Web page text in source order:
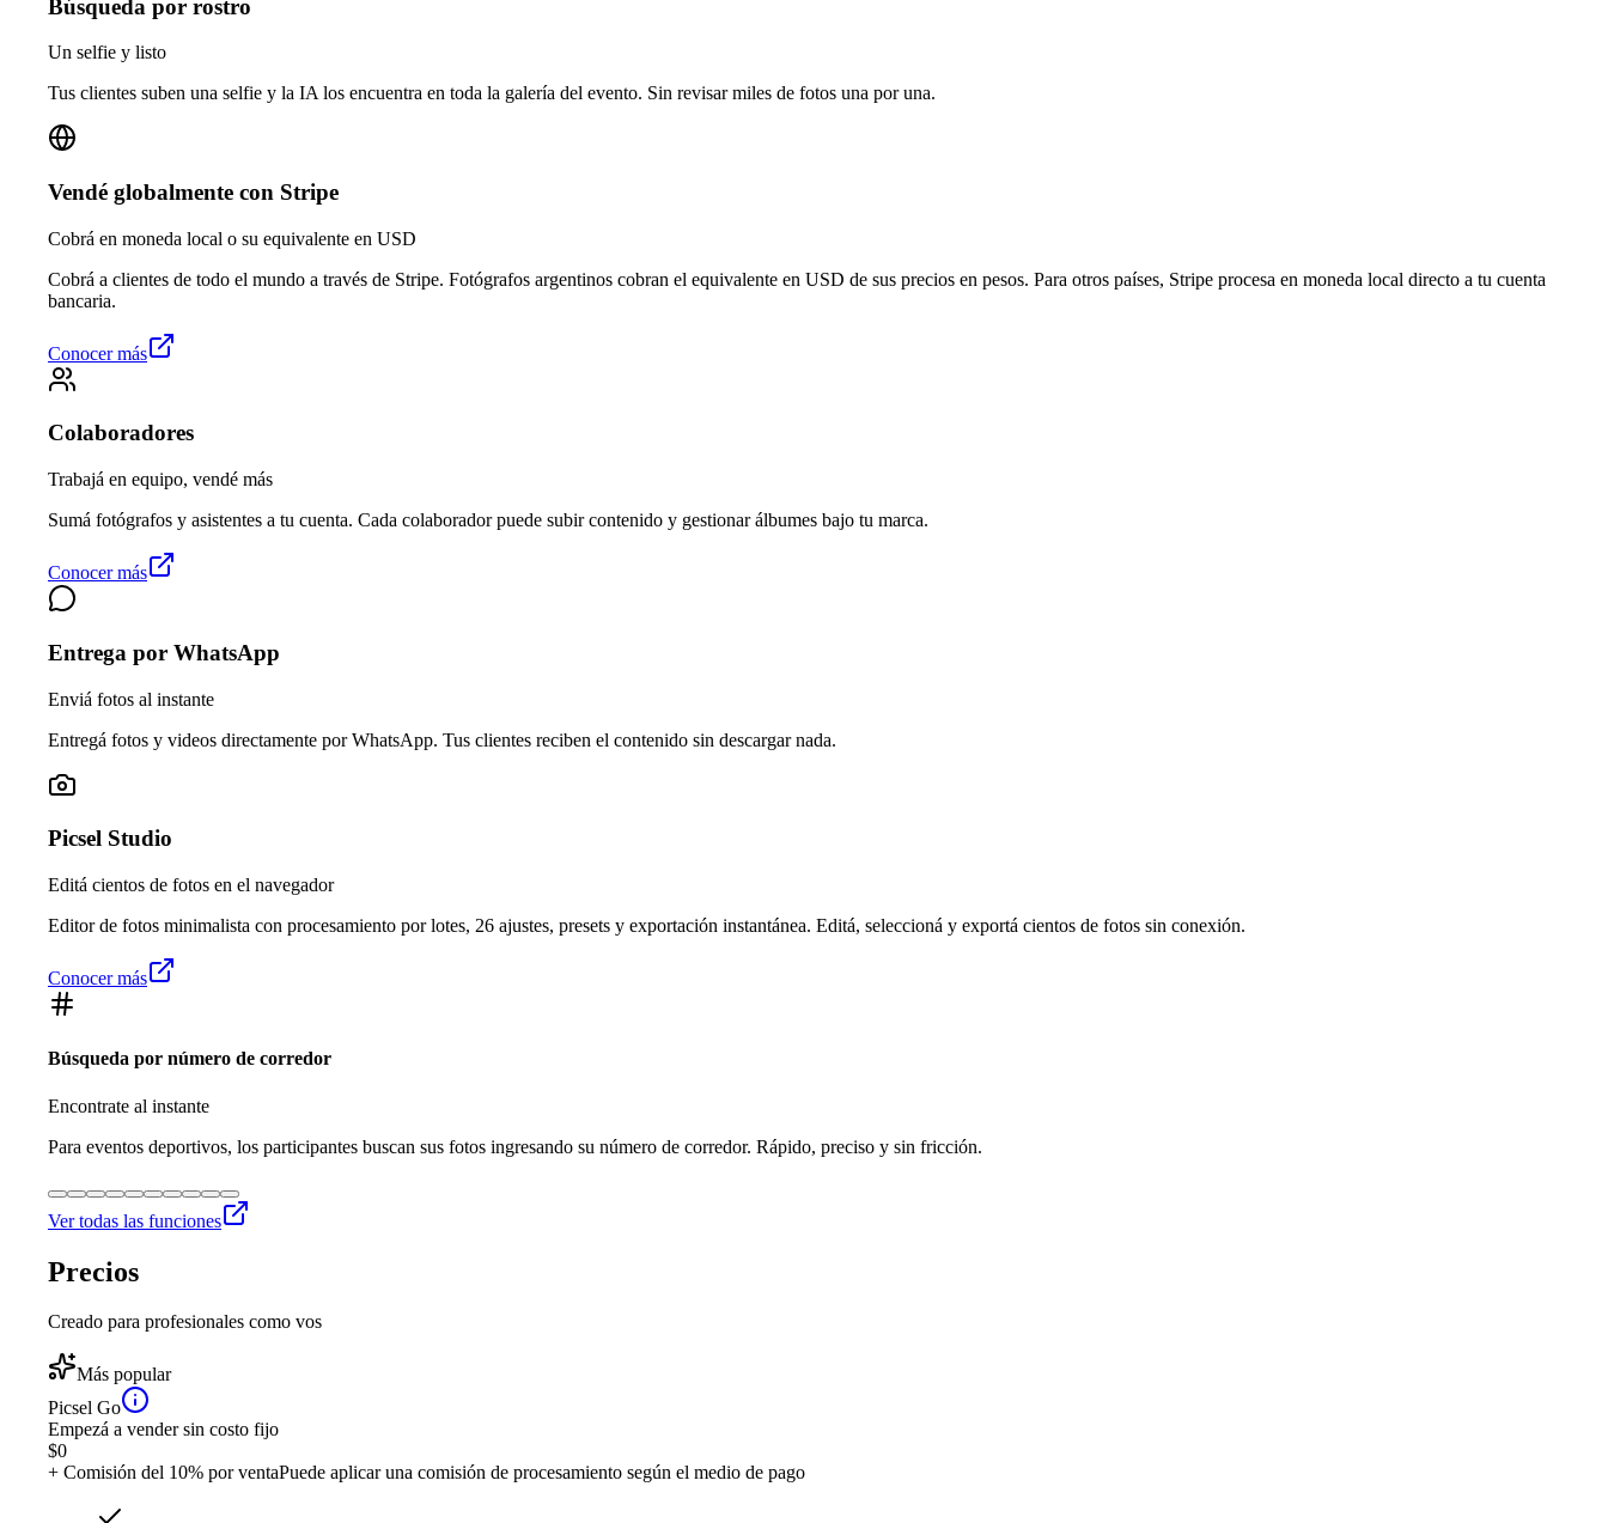
Búsqueda por rostro
Un selfie y listo
Tus clientes suben una selfie y la IA los encuentra en toda la galería del evento. Sin revisar miles de fotos una por una.
Vendé globalmente con Stripe
Cobrá en moneda local o su equivalente en USD
Cobrá a clientes de todo el mundo a través de Stripe. Fotógrafos argentinos cobran el equivalente en USD de sus precios en pesos. Para otros países, Stripe procesa en moneda local directo a tu cuenta
bancaria.
Conocer más
Colaboradores
Trabajá en equipo, vendé más
Sumá fotógrafos y asistentes a tu cuenta. Cada colaborador puede subir contenido y gestionar álbumes bajo tu marca.
Conocer más
Entrega por WhatsApp
Enviá fotos al instante
Entregá fotos y videos directamente por WhatsApp. Tus clientes reciben el contenido sin descargar nada.
Picsel Studio
Editá cientos de fotos en el navegador
Editor de fotos minimalista con procesamiento por lotes, 26 ajustes, presets y exportación instantánea. Editá, seleccioná y exportá cientos de fotos sin conexión.
Conocer más
Búsqueda por número de corredor
Encontrate al instante
Para eventos deportivos, los participantes buscan sus fotos ingresando su número de corredor. Rápido, preciso y sin fricción.
Ver todas las funciones
Precios
Creado para profesionales como vos
Más popular
Picsel Go
Empezá a vender sin costo fijo
$0
+ Comisión del 10% por ventaPuede aplicar una comisión de procesamiento según el medio de pago